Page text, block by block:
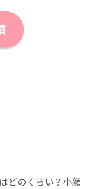
どのくらい？小顔